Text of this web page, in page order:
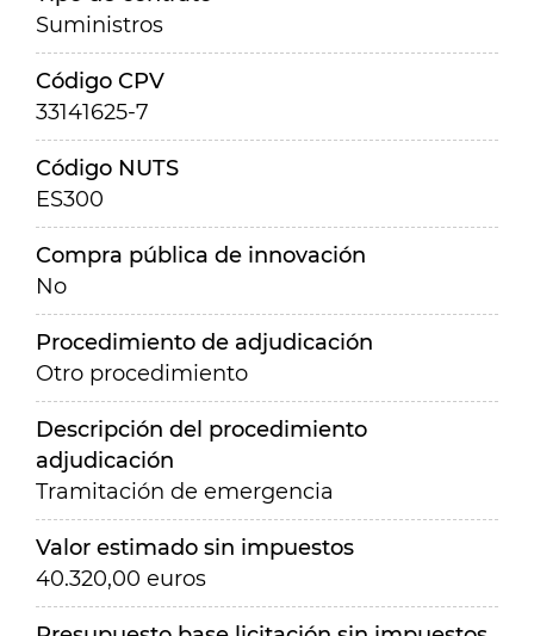
Suministros
Código CPV
33141625-7
Código NUTS
ES300
Compra pública de innovación
No
Procedimiento de adjudicación
Otro procedimiento
Descripción del procedimiento
adjudicación
Tramitación de emergencia
Valor estimado sin impuestos
40.320,00 euros